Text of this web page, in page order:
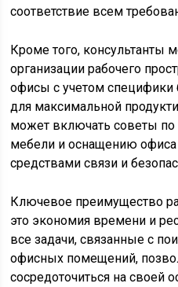
соответствие всем
Кроме того, консультанты
организации рабочего
офисы с учетом специфики
для максимальной
может включать советы
мебели и оснащению
средствами связи и
Ключевое преимущество
это экономия времени и
все задачи, связанные с
офисных помещений,
сосредоточиться на своей